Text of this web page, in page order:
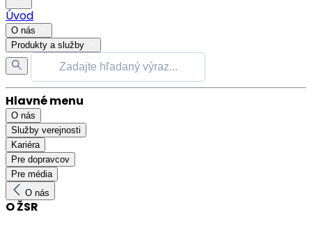
Úvod
O nás
Produkty a služby
Hlavné menu
O nás
Služby verejnosti
Kariéra
Pre dopravcov
Pre média
O nás
O ŽSR